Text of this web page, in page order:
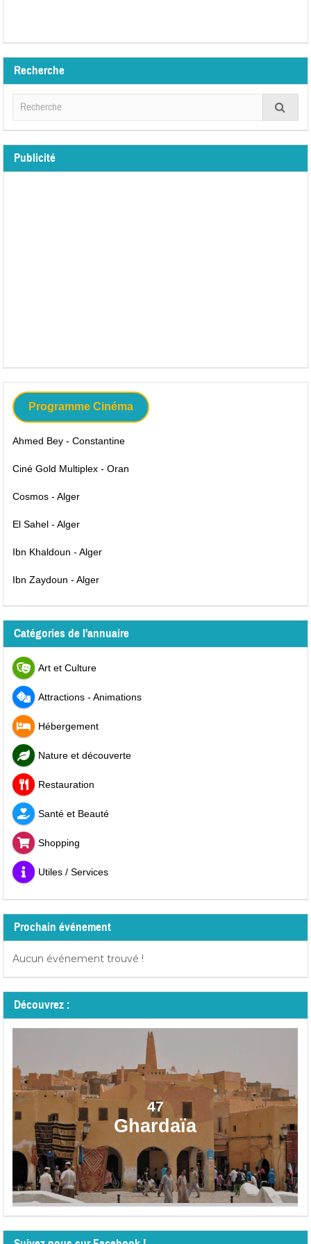
Recherche
Publicité
Programme Cinéma
Ahmed Bey - Constantine
Ciné Gold Multiplex - Oran
Cosmos - Alger
El Sahel - Alger
Ibn Khaldoun - Alger
Ibn Zaydoun - Alger
Catégories de l'annuaire
Art et Culture
Attractions - Animations
Hébergement
Nature et découverte
Restauration
Santé et Beauté
Shopping
Utiles / Services
Prochain événement
Aucun événement trouvé !
Découvrez :
47
Ghardaïa